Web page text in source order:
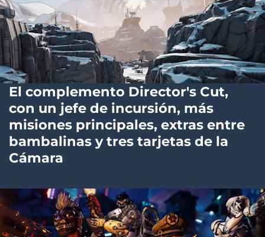
El complemento Director's Cut,
con un jefe de incursión, más
misiones principales, extras entre
bambalinas y tres tarjetas de la
Cámara